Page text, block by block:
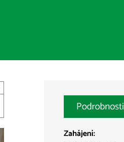
Podrobnosti
Zahájení: